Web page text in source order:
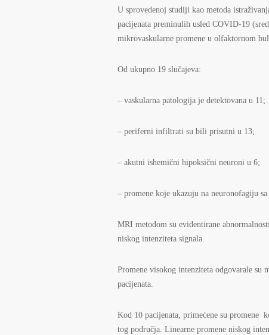
U sprovedenoj studiji kao metoda
pacijenata preminulih usled COVID-19
mikrovaskularne promene u olfaktornom
Od ukupno 19 slučajeva:
– vaskularna patologija je detektovana u 11;
– periferni infiltrati su bili prisutni u 13;
– akutni ishemični hipoksični neuroni u 6;
– promene koje ukazuju na neuronofagiju
MRI metodom su evidentirane
niskog intenziteta signala.
Promene visokog intenziteta odgovarale
pacijenata.
Kod 10 pacijenata, primećene su promene
tog područja. Linearne promene niskog